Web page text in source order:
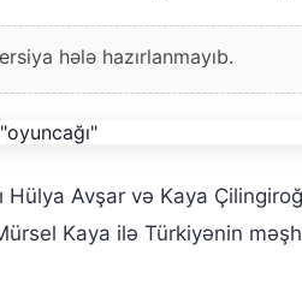
hələ hazırlanmayıb.
Avşar və Kaya
Kaya ilə Türkiyənin